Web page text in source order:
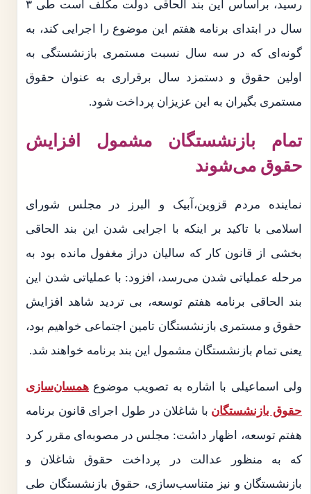
رسید، براساس این بند الحاقی دولت مکلف است طی ۳
سال در ابتدای برنامه هفتم این موضوع را اجرایی کند، به
گونه‌ای که در سه سال نسبت مستمری بازنشستگی به
اولین حقوق و دستمزد سال برقراری به عنوان حقوق
مستمری بگیران به این عزیزان پرداخت شود.
تمام بازنشستگان مشمول افزایش
حقوق می‌شوند
نماینده مردم قزوین،آبیک و البرز در مجلس شورای
اسلامی با تاکید بر اینکه با اجرایی شدن این بند الحاقی
بخشی از قانون کار که سالیان دراز مغفول مانده بود به
مرحله عملیاتی شدن می‌رسد، افزود: با عملیاتی شدن این
بند الحاقی برنامه هفتم توسعه، بی تردید شاهد افزایش
حقوق و مستمری بازنشستگان تامین اجتماعی خواهیم بود،
یعنی تمام بازنشستگان مشمول این بند برنامه خواهند شد.
ولی اسماعیلی با اشاره به تصویب موضوع همسان‌سازی
حقوق بازنشستگان با شاغلان در طول اجرای قانون برنامه
هفتم توسعه، اظهار داشت: مجلس در مصوبه‌ای مقرر کرد
که به منظور عدالت در پرداخت حقوق شاغلان و
بازنشستگان و نیز متناسب‌سازی، حقوق بازنشستگان طی